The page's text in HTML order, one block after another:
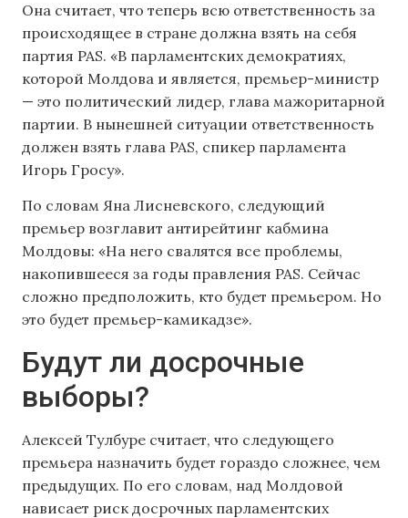
Она считает, что теперь всю ответственность за
происходящее в стране должна взять на себя
партия PAS. «В парламентских демократиях,
которой Молдова и является, премьер-министр
— это политический лидер, глава мажоритарной
партии. В нынешней ситуации ответственность
должен взять глава PAS, спикер парламента
Игорь Гросу».
По словам Яна Лисневского, следующий
премьер возглавит антирейтинг кабмина
Молдовы: «На него свалятся все проблемы,
накопившееся за годы правления PAS. Сейчас
сложно предположить, кто будет премьером. Но
это будет премьер-камикадзе».
Будут ли досрочные
выборы?
Алексей Тулбуре считает, что следующего
премьера назначить будет гораздо сложнее, чем
предыдущих. По его словам, над Молдовой
нависает риск досрочных парламентских